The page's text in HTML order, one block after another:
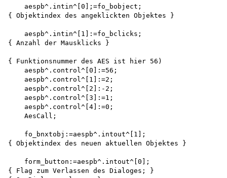
    aespb^.intin^[0];=fo_bobject;
{ Objektindex des angeklickten Objektes }
    aespb^.intin^[1]:=fo_bclicks;
{ Anzahl der Mausklicks }
{ Funktionsnummer des AES ist hier 56)
    aespb^.control^[0]:=56;
    aespb^.control^[1]:=2;
    aespb^.control^[2]:-2;
    aespb^.control^[3]:=1;
    aespb^.control^[4]:=0;
    AesCall;
    fo_bnxtobj:=aespb^.intout^[1];
{ Objektindex des neuen aktuellen Objektes }
    form_button:=aespb^.intout^[0];
{ Flag zum Verlassen des Dialoges; }